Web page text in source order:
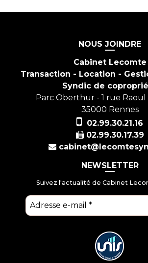
NOUS JOINDRE
Cabinet Lecomte
Transaction - Location -
Syndic de
Parc Oberthur - 1 rue
35000 Rennes
02.99.30.21.16
02.99.30.17.39
NEWSLETTER
Suivez l'actualité de Cabinet